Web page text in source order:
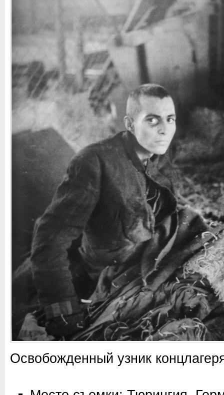
Освобожденный узник